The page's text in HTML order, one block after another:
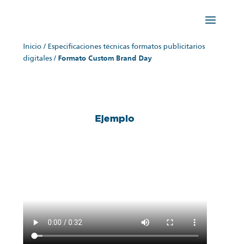
Inicio / Especificaciones técnicas formatos publicitarios
digitales/ Formato Custom Brand Day
Ejemplo